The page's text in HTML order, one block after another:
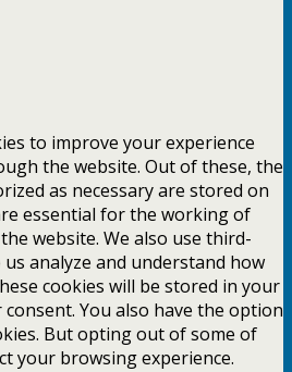
to improve your experience
the website. Out of these, the
as necessary are stored on
essential for the working of
website. We also use third-
analyze and understand how
cookies will be stored in your
You also have the option
But opting out of some of
your browsing experience.